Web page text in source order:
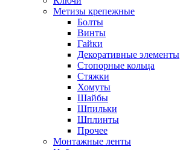
Метизы крепежные
Болты
Винты
Гайки
Декоративные элементы
Стопорные кольца
Стяжки
Хомуты
Шайбы
Шпильки
Шплинты
Прочее
Монтажные ленты